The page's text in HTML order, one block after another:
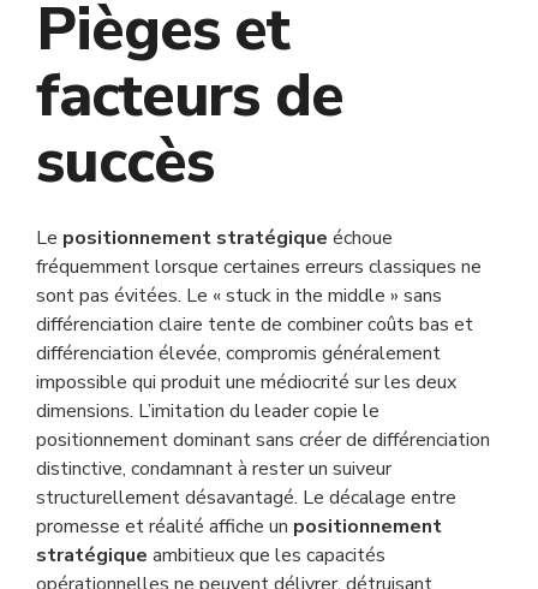
Pièges et
facteurs de
succès
Le positionnement stratégique échoue
fréquemment lorsque certaines erreurs classiques ne
sont pas évitées. Le « stuck in the middle » sans
différenciation claire tente de combiner coûts bas et
différenciation élevée, compromis généralement
impossible qui produit une médiocrité sur les deux
dimensions. L’imitation du leader copie le
positionnement dominant sans créer de différenciation
distinctive, condamnant à rester un suiveur
structurellement désavantagé. Le décalage entre
promesse et réalité affiche un positionnement
stratégique ambitieux que les capacités
opérationnelles ne peuvent délivrer, détruisant